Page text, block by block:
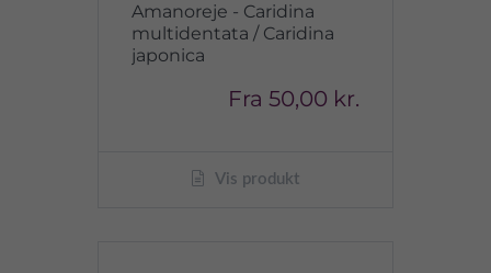
Amanoreje - Caridina
multidentata / Caridina
japonica
Fra 50,00 kr.
Vis produkt